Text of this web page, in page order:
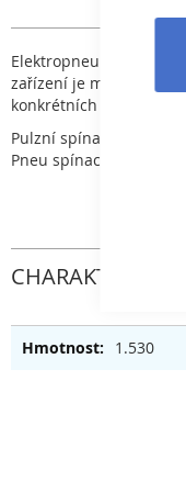
Elektropneumatické
zařízení je možno
konkrétních požadavků.
Pulzní spínač
Pneu spínací jednotka
1.530